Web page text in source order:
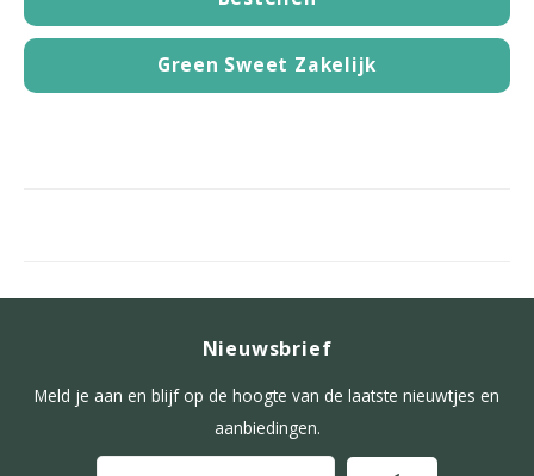
Green Sweet Zakelijk
Nieuwsbrief
Meld je aan en blijf op de hoogte van de laatste nieuwtjes en
aanbiedingen.